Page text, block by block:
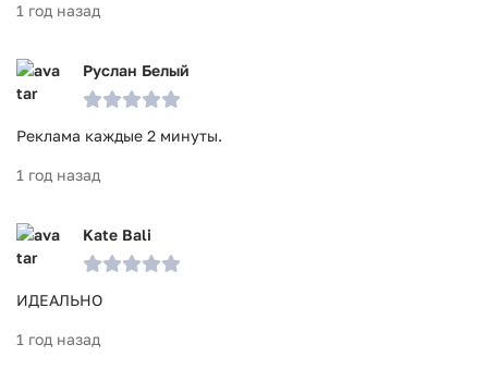
1 год назад
Руслан Белый
Реклама каждые 2 минуты.
1 год назад
Kate Bali
ИДЕАЛЬНО
1 год назад